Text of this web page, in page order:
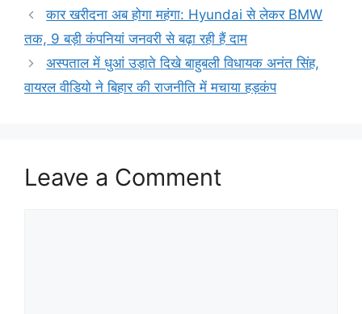
कार खरीदना अब होगा महंगा: Hyundai से लेकर BMW
तक, 9 बड़ी कंपनियां जनवरी से बढ़ा रही हैं दाम
अस्पताल में धुआं उड़ाते दिखे बाहुबली विधायक अनंत सिंह,
वायरल वीडियो ने बिहार की राजनीति में मचाया हड़कंप
Leave a Comment